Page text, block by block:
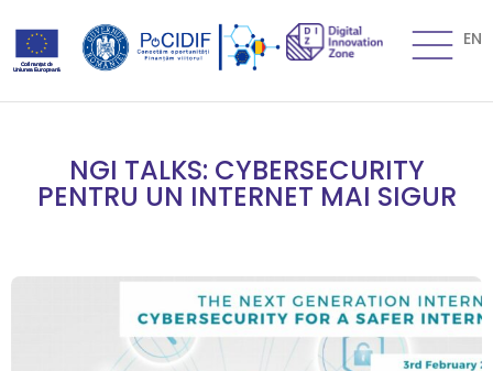
EN
NGI TALKS: CYBERSECURITY
PENTRU UN INTERNET MAI SIGUR